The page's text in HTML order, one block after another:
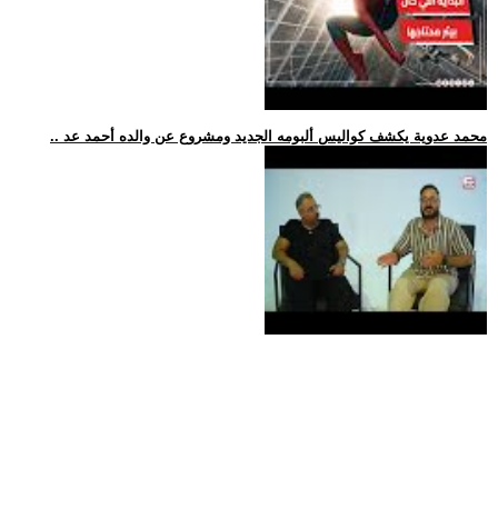
.. محمد عدوية يكشف كواليس ألبومه الجديد ومشروع عن والده أحمد عد